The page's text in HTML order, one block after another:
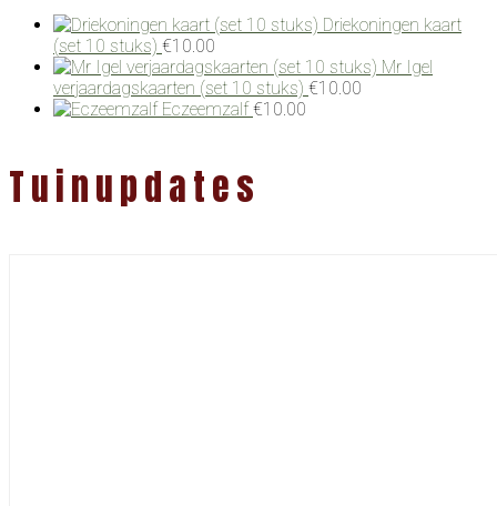
Driekoningen kaart
(set 10 stuks) €10.00
Mr Igel
verjaardagskaarten (set 10 stuks) €10.00
Eczeemzalf €10.00
Tuinupdates